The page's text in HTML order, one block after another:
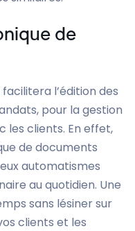
de
facilitera l’édition des
pour la gestion
les clients. En effet,
de documents
automatismes
au quotidien. Une
sans lésiner sur
clients et les